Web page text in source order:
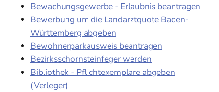
Bewachungsgewerbe - Erlaubnis beantragen
Bewerbung um die Landarztquote Baden-
Württemberg abgeben
Bewohnerparkausweis beantragen
Bezirksschornsteinfeger werden
Bibliothek - Pflichtexemplare abgeben
(Verleger)